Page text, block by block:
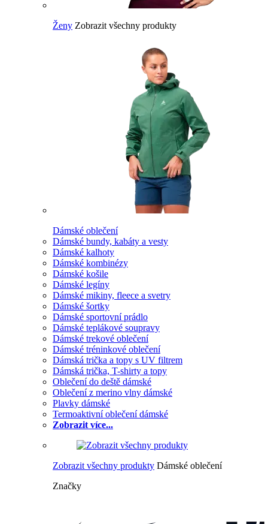
Ženy Zobrazit všechny produkty
Dámské oblečení
Dámské bundy, kabáty a vesty
Dámské kalhoty
Dámské kombinézy
Dámské košile
Dámské legíny
Dámské mikiny, fleece a svetry
Dámské šortky
Dámské sportovní prádlo
Dámské teplákové soupravy
Dámské trekové oblečení
Dámské tréninkové oblečení
Dámská trička a topy s UV filtrem
Dámská trička, T-shirty a topy
Oblečení do deště dámské
Oblečení z merino vlny dámské
Plavky dámské
Termoaktivní oblečení dámské
Zobrazit více...
Zobrazit všechny produkty Dámské oblečení
Značky